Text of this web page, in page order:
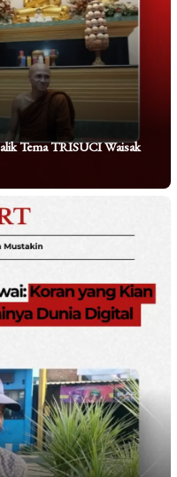
Tema TRISUCI Waisak